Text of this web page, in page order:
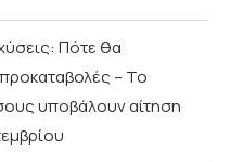
Πότε θα
– Το
υποβάλουν αίτηση